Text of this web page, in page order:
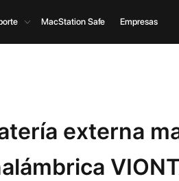
MacStation Safe Empresas
externa